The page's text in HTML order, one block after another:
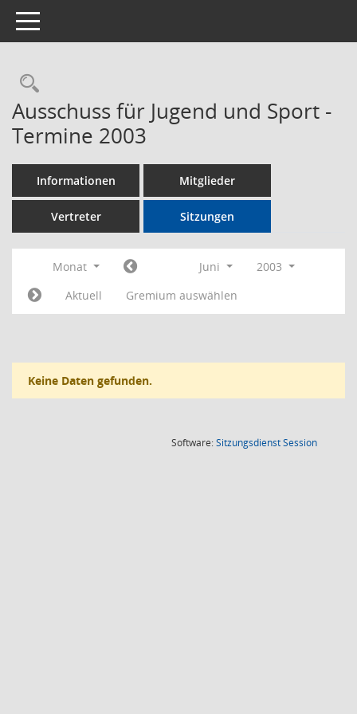
Toggle navigation
Rechercheauswahl
Ausschuss für Jugend und Sport -
Termine 2003
Informationen Mitglieder
Vertreter Sitzungen
Monat Juni
2003
Aktuell
Gremium auswählen
Keine Daten gefunden.
Software:SitzungsdienstSession(Wird in